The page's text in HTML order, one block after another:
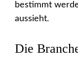
bestimmt
aussieht.
Die